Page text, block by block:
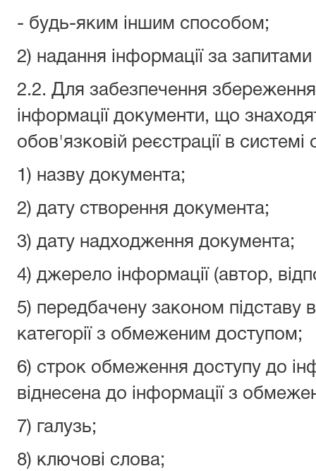
- будь-яким іншим способом;
2) надання інформації за
2.2. Для забезпечення збереження
інформації документи, що
обов'язковій реєстрації в
1) назву документа;
2) дату створення документа;
3) дату надходження документа;
4) джерело інформації (автор,
5) передбачену законом підставу
категорії з обмеженим доступом;
6) строк обмеження доступу до
віднесена до інформації з
7) галузь;
8) ключові слова;